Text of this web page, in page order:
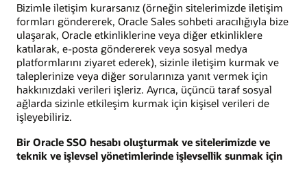
Bizimle iletişim kurarsanız (örneğin sitelerimizde iletişim
formları göndererek, Oracle Sales sohbeti aracılığıyla bize
ulaşarak, Oracle etkinliklerine veya diğer etkinliklere
katılarak, e-posta göndererek veya sosyal medya
platformlarını ziyaret ederek), sizinle iletişim kurmak ve
taleplerinize veya diğer sorularınıza yanıt vermek için
hakkınızdaki verileri işleriz. Ayrıca, üçüncü taraf sosyal
ağlarda sizinle etkileşim kurmak için kişisel verileri de
işleyebiliriz.
Bir Oracle SSO hesabı oluşturmak ve sitelerimizde ve
teknik ve işlevsel yönetimlerinde işlevsellik sunmak için